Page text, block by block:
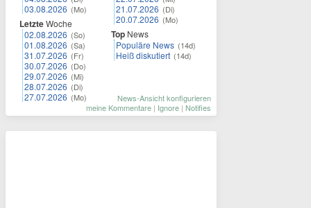
03.08.2026 (Mo)
LetzteWoche
02.08.2026 (So)
01.08.2026 (Sa)
31.07.2026 (Fr)
30.07.2026 (Do)
29.07.2026 (Mi)
28.07.2026 (Di)
27.07.2026 (Mo)
21.07.2026 (Di)
20.07.2026 (Mo)
Top News
Populäre News (14d)
Heiß diskutiert (14d)
News-Ansicht konfigurieren
meine Kommentare | Ignore | Notifies